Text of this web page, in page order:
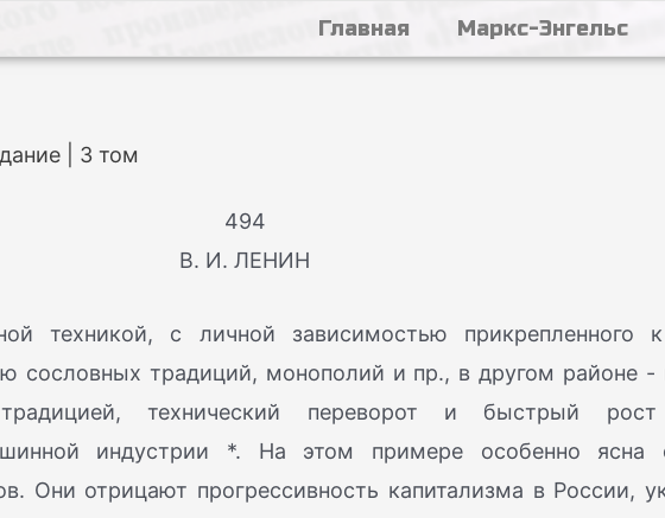
Главная Маркс-Энгельс
| 3 том
494
В. И. ЛЕНИН
техникой, с личной зависимостью прикрепленного
сословных традиций, монополий и пр., в другом районе -
технический переворот и быстрый рост
индустрии *. На этом примере особенно ясна
Они отрицают прогрессивность капитализма в России,